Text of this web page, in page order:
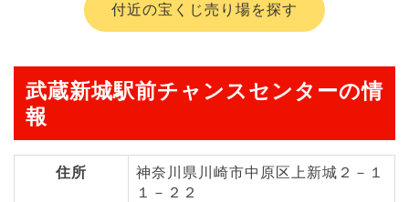
付近の宝くじ売り場を探す
武蔵新城駅前チャンスセンターの情
報
住所
神奈川県川崎市中原区上新城２－１
１－２２